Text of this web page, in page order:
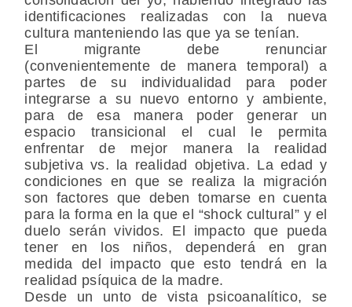
identificaciones realizadas con la nueva
cultura manteniendo las que ya se tenían.
El migrante debe renunciar
(convenientemente de manera temporal) a
partes de su individualidad para poder
integrarse a su nuevo entorno y ambiente,
para de esa manera poder generar un
espacio transicional el cual le permita
enfrentar de mejor manera la realidad
subjetiva vs. la realidad objetiva. La edad y
condiciones en que se realiza la migración
son factores que deben tomarse en cuenta
para la forma en la que el “shock cultural” y el
duelo serán vividos. El impacto que pueda
tener en los niños, dependerá en gran
medida del impacto que esto tendrá en la
realidad psíquica de la madre.
Desde un unto de vista psicoanalítico, se